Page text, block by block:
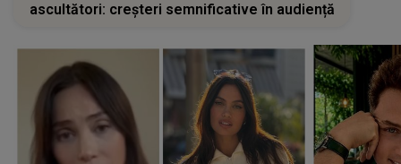
ascultători: creșteri semnificative în audiență